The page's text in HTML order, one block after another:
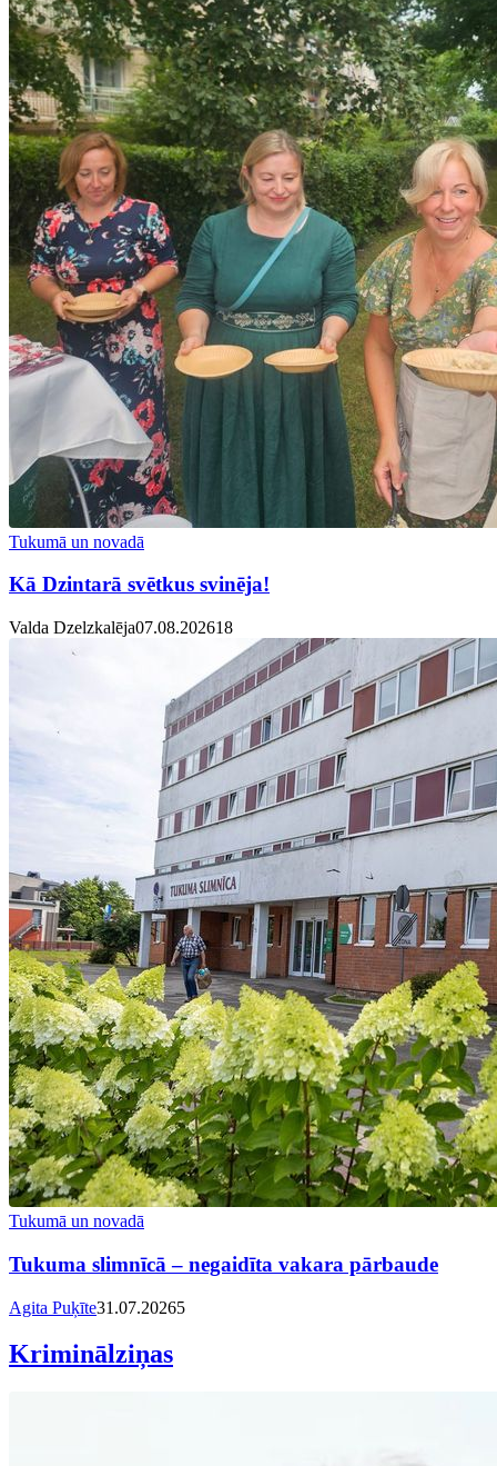
Tukumā un novadā
Kā Dzintarā svētkus svinēja!
Valda Dzelzkalēja07.08.202618
Tukumā un novadā
Tukuma slimnīcā – negaidīta vakara pārbaude
Agita Puķīte31.07.20265
Kriminālziņas